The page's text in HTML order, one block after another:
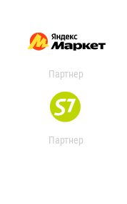
Партнер
Партнер